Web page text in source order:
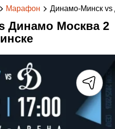
Марафон Динамо-Минск
Динамо Москва 2